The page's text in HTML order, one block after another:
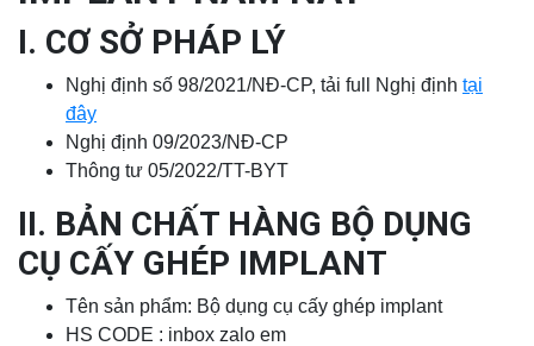
I. CƠ SỞ PHÁP LÝ
Nghị định số 98/2021/NĐ-CP, tải full Nghị định tại
đây
Nghị định 09/2023/NĐ-CP
Thông tư 05/2022/TT-BYT
II. BẢN CHẤT HÀNG BỘ DỤNG
CỤ CẤY GHÉP IMPLANT
Tên sản phẩm: Bộ dụng cụ cấy ghép implant
HS CODE : inbox zalo em